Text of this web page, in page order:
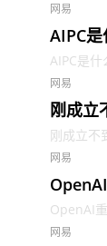
网易
AIPC
AIPC是
网易
刚成立
刚成立不
网易
OpenAI
网易